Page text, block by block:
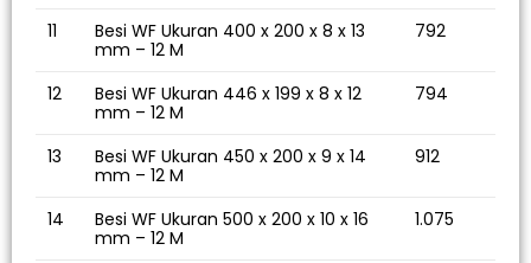
11
Besi WF Ukuran 400 x 200 x 8 x 13
mm – 12 M
792
12
Besi WF Ukuran 446 x 199 x 8 x 12
mm – 12 M
794
13
Besi WF Ukuran 450 x 200 x 9 x 14
mm – 12 M
912
14
Besi WF Ukuran 500 x 200 x 10 x 16
mm – 12 M
1.075